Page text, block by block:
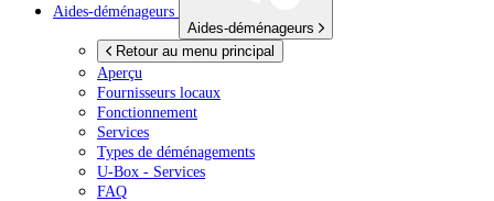
Aides-déménageurs
Aides-déménageurs
Retour au menu principal
Aperçu
Fournisseurs locaux
Fonctionnement
Services
Types de déménagements
U-Box - Services
FAQ